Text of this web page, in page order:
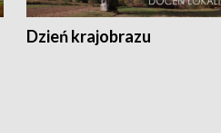
Dzień krajobrazu